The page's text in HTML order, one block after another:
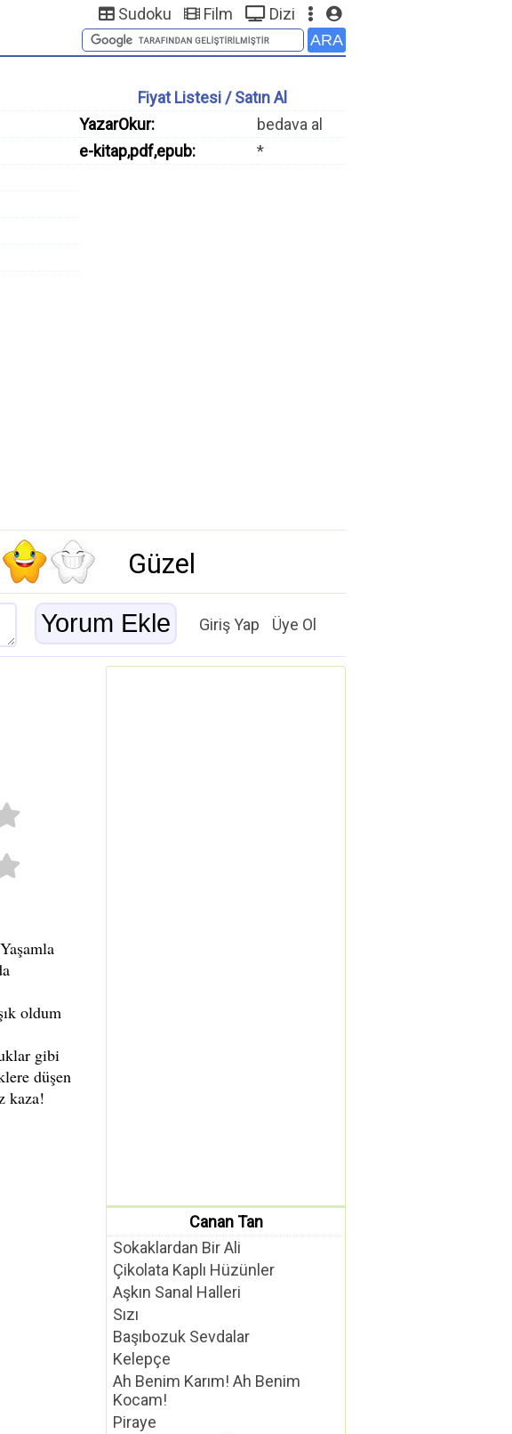
Sudoku Film Dizi
Fiyat Listesi / Satın Al
YazarOkur:
bedava al
e-kitap,pdf,epub:
*
Güzel
Giriş Yap Üye Ol
Canan Tan
Sokaklardan Bir Ali
Çikolata Kaplı Hüzünler
Aşkın Sanal Halleri
Sızı
Başıbozuk Sevdalar
Kelepçe
Ah Benim Karım! Ah Benim
Kocam!
Piraye